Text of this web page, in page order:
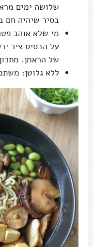
שלושה ימים
בסיר שיהיה חם
מי שלא אוהב
על הבסיס ציר
של הראמן.
ללא גלוטן: